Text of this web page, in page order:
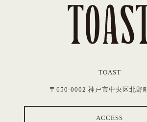
TOAST
〒650-0002 神戸市中央区北野
ACCESS